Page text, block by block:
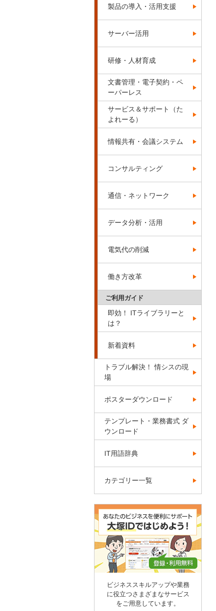
製品の導入・活用支援
サーバー活用
研修・人材育成
文書管理・電子契約・ペ
ーパーレス
サービス＆サポート（た
よれーる）
情報共有・会議システム
コンサルティング
通信・ネットワーク
データ分析・活用
電気代の削減
働き方改革
ご利用ガイド
即効！ ITライブラリーと
は？
新着資料
トラブル解決！ 情シスの現
場
ポスターダウンロード
テンプレート・業務書式 ダ
ウンロード
IT用語辞典
カテゴリー一覧
ビジネススキルアップや業務
に役立つさまざまなサービス
をご用意しています。